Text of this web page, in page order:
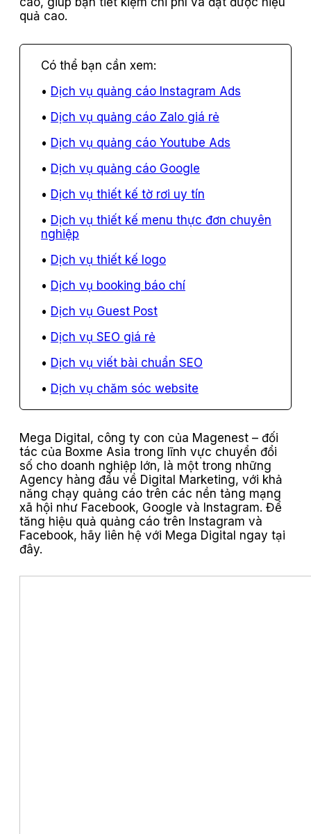
quả cao.
Dịch vụ quảng cáo Instagram Ads
Dịch vụ quảng cáo Zalo giá rẻ
Dịch vụ quảng cáo Youtube Ads
Dịch vụ quảng cáo Google
Dịch vụ thiết kế tờ rơi uy tín
Dịch vụ thiết kế menu thực đơn chuyên
nghiệp
Dịch vụ thiết kế logo
Dịch vụ booking báo chí
Dịch vụ Guest Post
Dịch vụ SEO giá rẻ
Dịch vụ viết bài chuẩn SEO
Dịch vụ chăm sóc website
Mega Digital, công ty con của Magenest – đối
tác của Boxme Asia trong lĩnh vực chuyển đổi
số cho doanh nghiệp lớn, là một trong những
Agency hàng đầu về Digital Marketing, với khả
năng chạy quảng cáo trên các nền tảng mạng
xã hội như Facebook, Google và Instagram. Để
tăng hiệu quả quảng cáo trên Instagram và
Facebook, hãy liên hệ với Mega Digital ngay tại
đây.